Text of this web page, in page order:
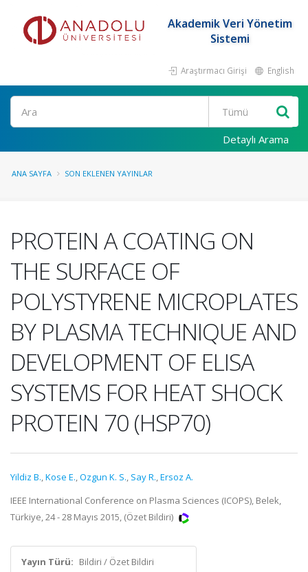
Akademik Veri Yönetim
Sistemi
Araştırmacı Girişi English
Ara
Detaylı Arama
ANA SAYFA SON EKLENEN YAYINLAR
PROTEIN A COATING ON
THE SURFACE OF
POLYSTYRENE MICROPLATES
BY PLASMA TECHNIQUE AND
DEVELOPMENT OF ELISA
SYSTEMS FOR HEAT SHOCK
PROTEIN 70 (HSP70)
Yildiz B.,Kose E.,Ozgun K. S., Say R.,Ersoz A.
IEEE International Conference on Plasma Sciences (ICOPS), Belek,
Türkiye, 24 - 28 Mayıs 2015, (Özet Bildiri)
Yayın Türü: Bildiri / Özet Bildiri